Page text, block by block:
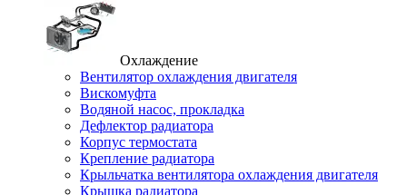
Охлаждение
Вентилятор охлаждения двигателя
Вискомуфта
Водяной насос, прокладка
Дефлектор радиатора
Корпус термостата
Крепление радиатора
Крыльчатка вентилятора охлаждения двигателя
Крышка радиатора